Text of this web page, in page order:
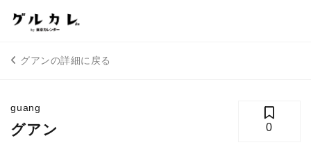
グアンの詳細に戻る
guang
グアン 0